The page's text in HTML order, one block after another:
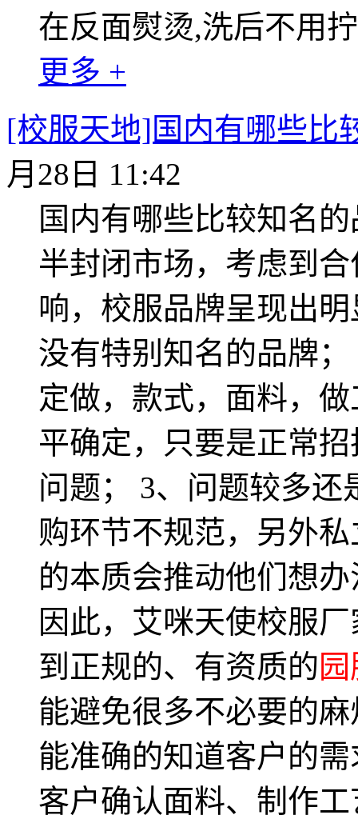
在反面熨烫,洗后不用
更多 +
[校服天地]国内有哪些比
月28日 11:42
国内有哪些比较知名
半封闭市场，考虑到
响，校服品牌呈现出
没有特别知名的品牌
定做，款式，面料，
平确定，只要是正常
问题； 3、问题较多
购环节不规范，另外
的本质会推动他们想
因此，艾咪天使校服
到正规的、有资质的
能避免很多不必要的
能准确的知道客户的
客户确认面料、制作